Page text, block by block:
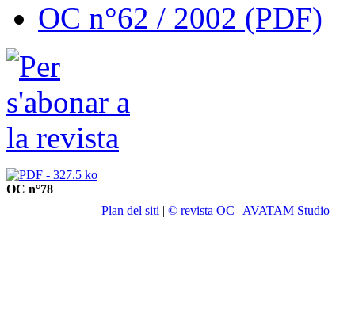
OC n°62 / 2002 (PDF)
OC n°78
Plan del siti | © revista OC | AVATAM Studio